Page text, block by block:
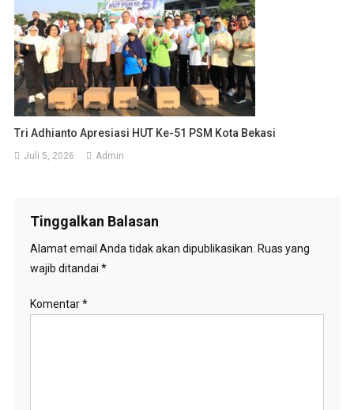
Tri Adhianto Apresiasi HUT Ke-51 PSM Kota Bekasi
Juli 5, 2026 Admin
Tinggalkan Balasan
Alamat email Anda tidak akan dipublikasikan. Ruas yang
wajib ditandai *
Komentar*